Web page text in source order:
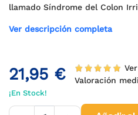
llamado Síndrome del Colon
Ver descripción completa
21,95 €
Valoración
¡En Stock!